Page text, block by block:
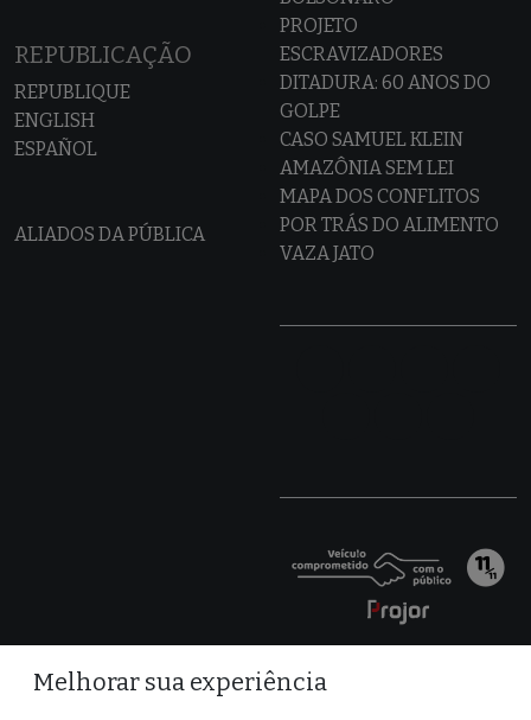
REPUBLICAÇÃO
REPUBLIQUE
ENGLISH
ESPAÑOL
ALIADOS DA PÚBLICA
PROJETO
ESCRAVIZADORES
DITADURA: 60 ANOS DO
GOLPE
CASO SAMUEL KLEIN
AMAZÔNIA SEM LEI
MAPA DOS CONFLITOS
POR TRÁS DO ALIMENTO
VAZA JATO
Melhorar sua experiência